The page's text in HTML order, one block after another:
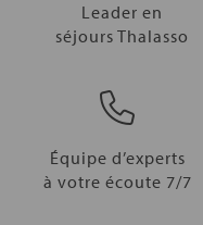
Leader en
séjours Thalasso
Équipe d’experts
à votre écoute 7/7